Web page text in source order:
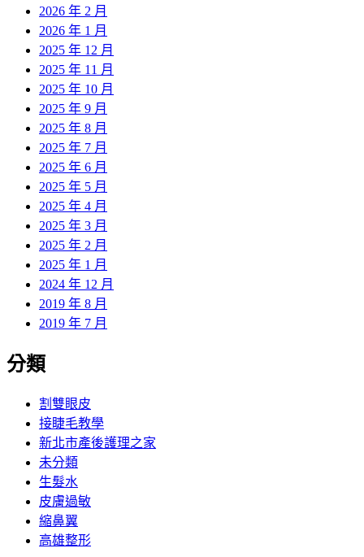
2026 年 2 月
2026 年 1 月
2025 年 12 月
2025 年 11 月
2025 年 10 月
2025 年 9 月
2025 年 8 月
2025 年 7 月
2025 年 6 月
2025 年 5 月
2025 年 4 月
2025 年 3 月
2025 年 2 月
2025 年 1 月
2024 年 12 月
2019 年 8 月
2019 年 7 月
分類
割雙眼皮
接睫毛教學
新北市產後護理之家
未分類
生髮水
皮膚過敏
縮鼻翼
高雄整形